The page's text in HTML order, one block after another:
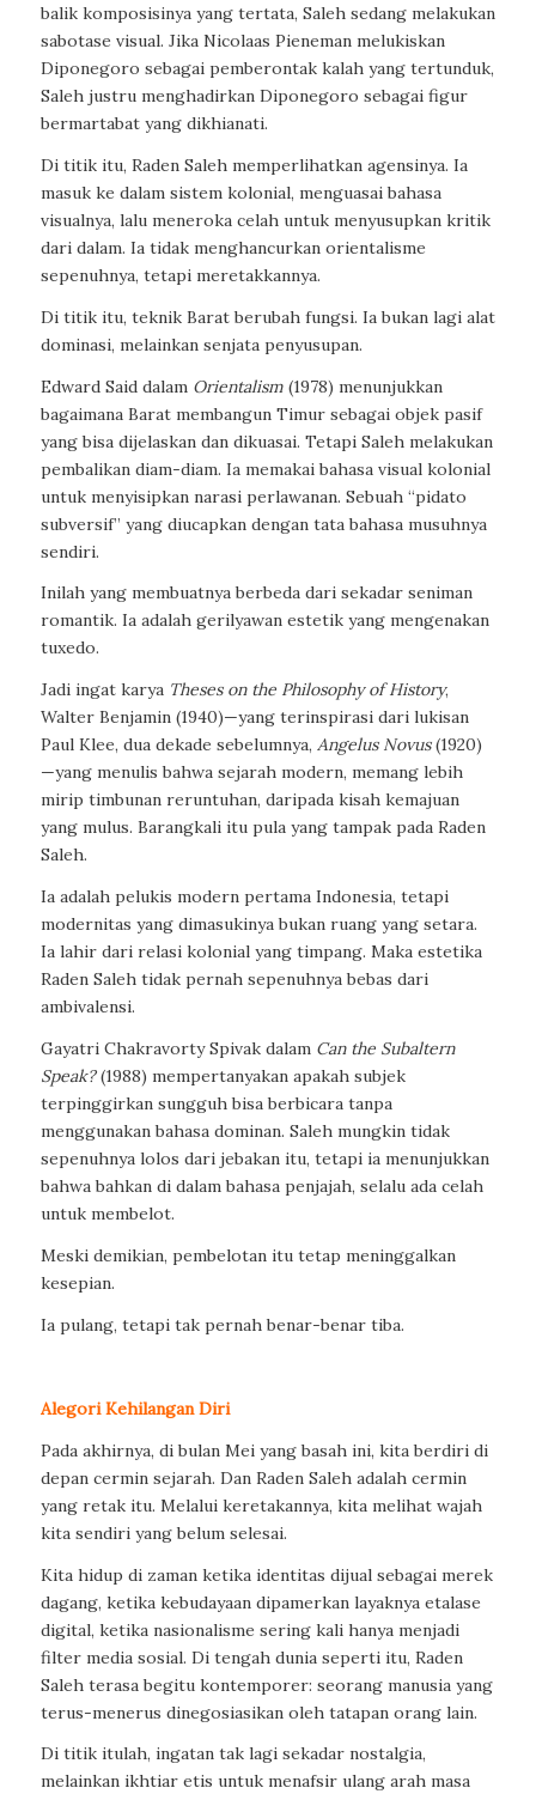
balik komposisinya yang tertata, Saleh sedang melakukan
sabotase visual. Jika Nicolaas Pieneman melukiskan
Diponegoro sebagai pemberontak kalah yang tertunduk,
Saleh justru menghadirkan Diponegoro sebagai figur
bermartabat yang dikhianati.
Di titik itu, Raden Saleh memperlihatkan agensinya. Ia
masuk ke dalam sistem kolonial, menguasai bahasa
visualnya, lalu meneroka celah untuk menyusupkan kritik
dari dalam. Ia tidak menghancurkan orientalisme
sepenuhnya, tetapi meretakkannya.
Di titik itu, teknik Barat berubah fungsi. Ia bukan lagi alat
dominasi, melainkan senjata penyusupan.
Edward Said dalam Orientalism(1978) menunjukkan
bagaimana Barat membangun Timur sebagai objek pasif
yang bisa dijelaskan dan dikuasai. Tetapi Saleh melakukan
pembalikan diam-diam. Ia memakai bahasa visual kolonial
untuk menyisipkan narasi perlawanan. Sebuah “pidato
subversif” yang diucapkan dengan tata bahasa musuhnya
sendiri.
Inilah yang membuatnya berbeda dari sekadar seniman
romantik. Ia adalah gerilyawan estetik yang mengenakan
tuxedo.
Jadi ingat karya Theses on the Philosophy of History,
Walter Benjamin (1940)—yang terinspirasi dari lukisan
Paul Klee, dua dekade sebelumnya, Angelus Novus(1920)
—yang menulis bahwa sejarah modern, memang lebih
mirip timbunan reruntuhan, daripada kisah kemajuan
yang mulus. Barangkali itu pula yang tampak pada Raden
Saleh.
Ia adalah pelukis modern pertama Indonesia, tetapi
modernitas yang dimasukinya bukan ruang yang setara.
Ia lahir dari relasi kolonial yang timpang. Maka estetika
Raden Saleh tidak pernah sepenuhnya bebas dari
ambivalensi.
Gayatri Chakravorty Spivak dalam Can the Subaltern
Speak?(1988) mempertanyakan apakah subjek
terpinggirkan sungguh bisa berbicara tanpa
menggunakan bahasa dominan. Saleh mungkin tidak
sepenuhnya lolos dari jebakan itu, tetapi ia menunjukkan
bahwa bahkan di dalam bahasa penjajah, selalu ada celah
untuk membelot.
Meski demikian, pembelotan itu tetap meninggalkan
kesepian.
Ia pulang, tetapi tak pernah benar-benar tiba.
Alegori Kehilangan Diri
Pada akhirnya, di bulan Mei yang basah ini, kita berdiri di
depan cermin sejarah. Dan Raden Saleh adalah cermin
yang retak itu. Melalui keretakannya, kita melihat wajah
kita sendiri yang belum selesai.
Kita hidup di zaman ketika identitas dijual sebagai merek
dagang, ketika kebudayaan dipamerkan layaknya etalase
digital, ketika nasionalisme sering kali hanya menjadi
filter media sosial. Di tengah dunia seperti itu, Raden
Saleh terasa begitu kontemporer: seorang manusia yang
terus-menerus dinegosiasikan oleh tatapan orang lain.
Di titik itulah, ingatan tak lagi sekadar nostalgia,
melainkan ikhtiar etis untuk menafsir ulang arah masa